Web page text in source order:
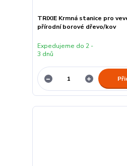
TRIXIE Krmná stanice pro
přírodní borové dřevo/kov
Expedujeme do 2 -
3 dnů